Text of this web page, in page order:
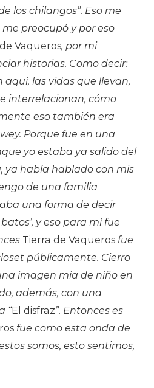
los chilangos”. Eso me
preocupó y por eso
Vaqueros, por mi
historias. Como decir:
aquí, las vidas que llevan,
interrelacionan, cómo
eso también era
Porque fue en una
yo estaba ya salido del
ya había hablado con mis
de una familia
una forma de decir
y eso para mí fue
Tierra de Vaqueros fue
públicamente. Cierro
imagen mía de niño en
además, con una
“El disfraz”. Entonces es
fue como esta onda de
somos, esto sentimos,